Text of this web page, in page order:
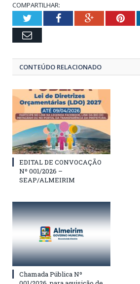
COMPARTILHAR:
TwitterFacebookGoogle+
Email
CONTEÚDO RELACIONADO
EDITAL DE CONVOCAÇÃO
Nº 001/2026 –
SEAP/ALMEIRIM
Chamada Pública Nº